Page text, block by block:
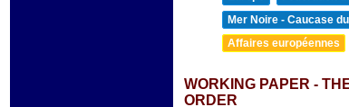
Mer Noire - Caucase
Affaires européennes
WORKING PAPER -
ORDER